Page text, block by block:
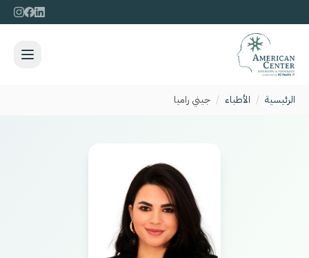
الرئيسية / الأطباء / جيني راميا